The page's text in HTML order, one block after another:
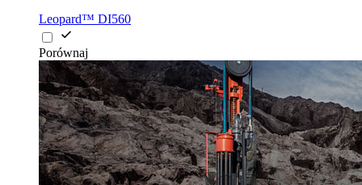
Leopard™ DI560
Porównaj